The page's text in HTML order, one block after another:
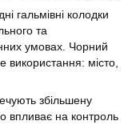
гальмівні колодки
та
умовах. Чорний
використання: місто,
збільшену
впливає на контроль